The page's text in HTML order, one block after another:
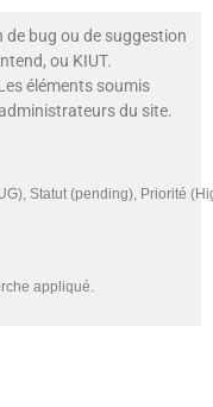
de bug ou de suggestion
ou KIUT.
éléments soumis
du site.
Statut (pending),
appliqué.